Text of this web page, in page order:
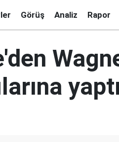
Görüş Analiz Rapor